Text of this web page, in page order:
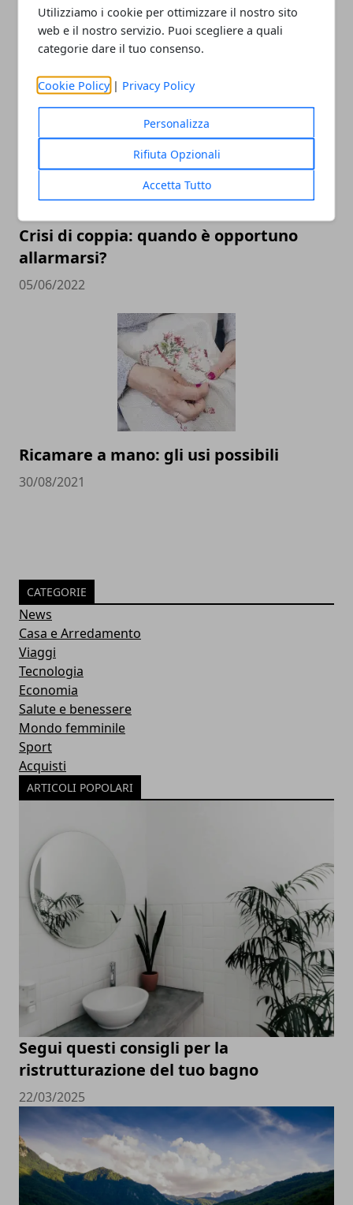
Utilizziamo i cookie per ottimizzare il nostro sito
web e il nostro servizio. Puoi scegliere a quali
categorie dare il tuo consenso.
Cookie Policy | Privacy Policy
Personalizza
Rifiuta Opzionali
Accetta Tutto
Costumi da bagno: cosa indosseremo
tra pochi mesi sulle spiagge?
Crisi di coppia: quando è opportuno
allarmarsi?
05/06/2022
Ricamare a mano: gli usi possibili
30/08/2021
CATEGORIE
News
Casa e Arredamento
Viaggi
Tecnologia
Economia
Salute e benessere
Mondo femminile
Sport
Acquisti
ARTICOLI POPOLARI
Segui questi consigli per la
ristrutturazione del tuo bagno
22/03/2025